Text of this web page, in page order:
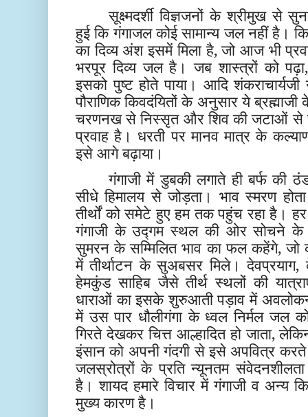
सूक्ष्मदर्शी विज्ञजनों के श्रीमुख से
हुई कि गंगाजल कोई सामान्य जल नहीं है।
का दिव्य अंश इसमें मिला है, जो आज भी
भरपूर दिव्य जल है। जब शास्त्रों को
इसको पुष्ट होते पाया। आदि
पौराणिक किवदंयितों के अनुसार ये
चरणनख से निस्सृत और शिव की जटाओं से
प्रवाह है। धरती पर मानव मात्र के
इसे आगे बढ़ाया।
गंगाजी में डुबकी लगाते ही बर्फ की
सीधे हिमालय से जोड़ता। भाव स्मरण
तीर्थों को समेटे हुए हम तक पहुंच रहा है।
गंगाजी के उद्गम स्थल की ओर सोचने के
सुमरन के सम्मिलित भाव का फल कहेंगे, जो
में तीर्थाटन के सुअबसर मिले। देवप्रयाग,
हेमकुंड साहिब जैसे तीर्थ स्थलों की
धाराओं का इसके शुरुआती पड़ाव में
में उस पार धौलीगंगा के ध्वल निर्मल जल
गिरते देखकर चित्त आल्हादित हो जाता,
इंसान को अपनी गंदगी से इसे अपवित्र
जलस्रोत्रों के प्रति न्यूनतम
है। शायद हमारे विचार में गंगाजी व अन्य
मुख्य कारण है।